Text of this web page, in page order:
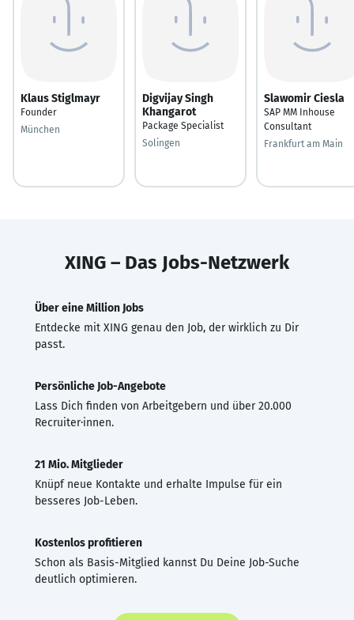
Klaus Stiglmayr
Founder
München
Digvijay Singh
Khangarot
Package Specialist
Solingen
Slawomir Ciesla
SAP MM Inhouse
Consultant
Frankfurt am Main
XING – Das Jobs-Netzwerk
Über eine Million Jobs
Entdecke mit XING genau den Job, der wirklich zu Dir
passt.
Persönliche Job-Angebote
Lass Dich finden von Arbeitgebern und über 20.000
Recruiter·innen.
21 Mio. Mitglieder
Knüpf neue Kontakte und erhalte Impulse für ein
besseres Job-Leben.
Kostenlos profitieren
Schon als Basis-Mitglied kannst Du Deine Job-Suche
deutlich optimieren.